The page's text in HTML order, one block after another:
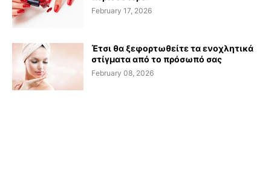
February 17, 2026
Έτσι θα ξεφορτωθείτε τα ενοχλητικά
στίγματα από το πρόσωπό σας
February 08, 2026